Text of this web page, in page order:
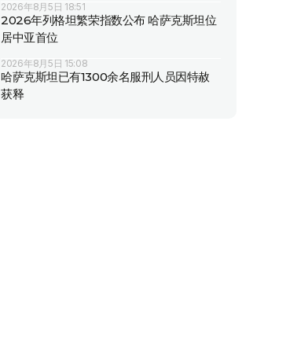
2026年8月5日 18:51
2026年列格坦繁荣指数公布 哈萨克斯坦位
居中亚首位
2026年8月5日 15:08
哈萨克斯坦已有1300余名服刑人员因特赦
获释